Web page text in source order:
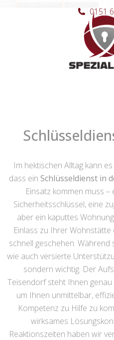
Hauptnavigation
0151
Im hektischen Alltag kann
dass ein Schlüsseldienst in
Einsatz kommen muss
Sicherheitsschlüssel, eine
aber ein kaputtes
Einlass zu Ihrer
schnell geschehen.
wie auch versierte
sondern wichtig. Der
Teisendorf steht Ihnen
um Ihnen unmittelbar,
Kompetenz zu Hilfe zu
wirksames
Reaktionszeiten haben wir